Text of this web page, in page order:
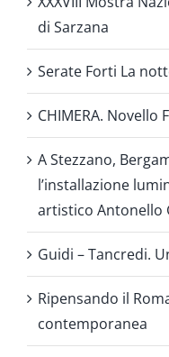
di Sarzana
Serate Forti La
CHIMERA. Novello
A Stezzano,
l’installazione
artistico Antonello
Guidi – Tancredi.
Ripensando il
contemporanea